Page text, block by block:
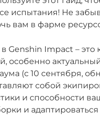
испытания! Не
вам в фарме
Genshin Impact –
особенно
(с 10 сентября,
собой
и способности
и